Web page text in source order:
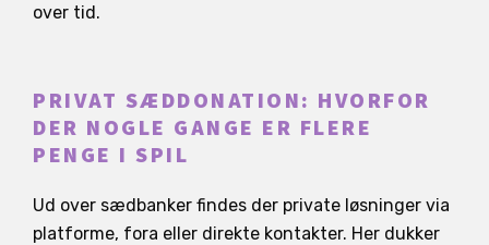
over tid.
PRIVAT SÆDDONATION: HVORFOR
DER NOGLE GANGE ER FLERE
PENGE I SPIL
Ud over sædbanker findes der private løsninger via
platforme, fora eller direkte kontakter. Her dukker